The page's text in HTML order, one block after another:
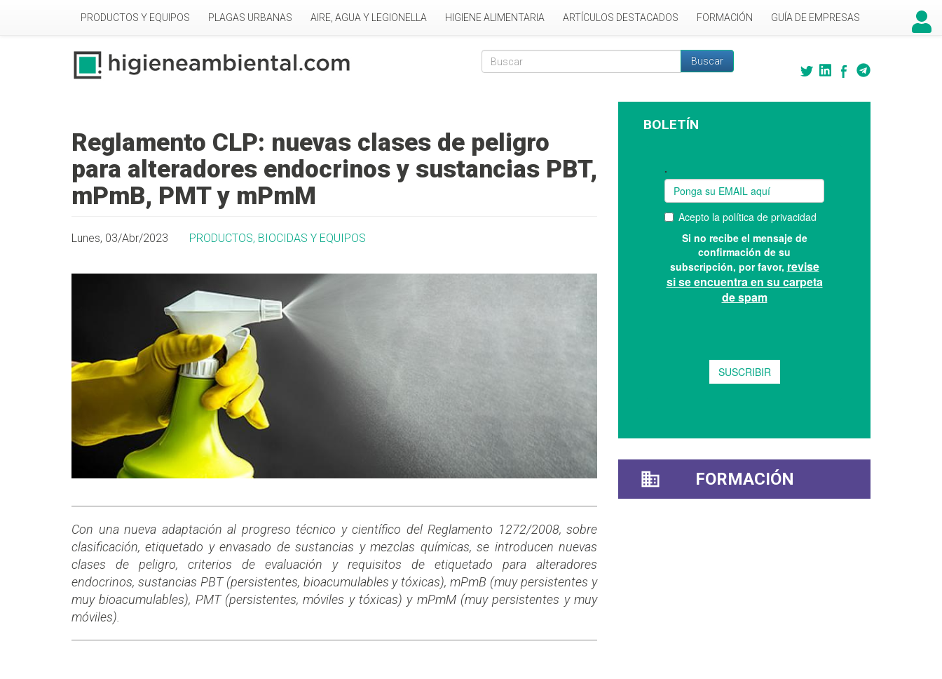
PRODUCTOS Y EQUIPOS PLAGAS URBANAS AIRE, AGUA Y LEGIONELLA HIGIENE ALIMENTARIA ARTÍCULOS DESTACADOS FORMACIÓN GUÍA DE EMPRESAS
Formulario de búsqueda
Buscar
Reglamento CLP: nuevas clases de peligro
para alteradores endocrinos y sustancias PBT,
mPmB, PMT y mPmM
Lunes, 03/Abr/2023 PRODUCTOS, BIOCIDAS Y EQUIPOS
Con una nueva adaptación al progreso técnico y científico del Reglamento 1272/2008, sobre
clasificación, etiquetado y envasado de sustancias y mezclas químicas, se introducen nuevas
clases de peligro, criterios de evaluación y requisitos de etiquetado para alteradores
endocrinos, sustancias PBT (persistentes, bioacumulables y tóxicas), mPmB (muy persistentes y
muy bioacumulables), PMT (persistentes, móviles y tóxicas) y mPmM (muy persistentes y muy
móviles).
BOLETÍN
FORMACIÓN